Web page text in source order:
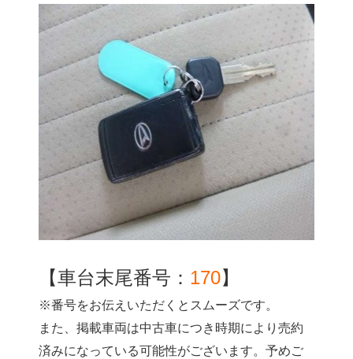
【車台末尾番号： 170】
※番号をお伝えいただくとスムーズです。
また、掲載車両は中古車につき時期により売約
済みになっている可能性がございます。予めご